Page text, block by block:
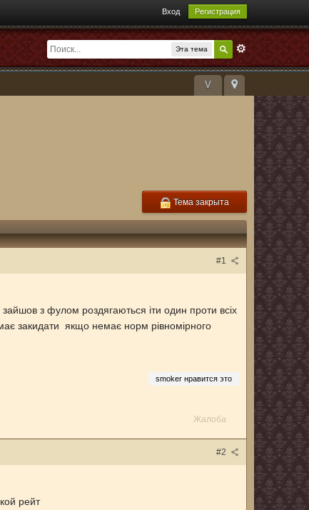
Вход Регистрация
Эта тема
V
Тема закрыта
#1
з фулом роздягаються іти один проти всіх
закидати якщо немає норм рівномірного
smoker нравится это
Жалоба
#2
рейт